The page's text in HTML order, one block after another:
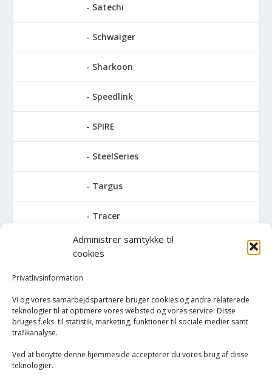
Administrer samtykke til
cookies
Privatlivsinformation
Vi og vores samarbejdspartnere bruger cookies og andre relaterede
teknologier til at optimere vores websted og vores service. Disse
bruges f.eks. til statistik, marketing, funktioner til sociale medier samt
trafikanalyse.
Ved at benytte denne hjemmeside accepterer du vores brug af disse
teknologier.
Satechi
Schwaiger
Sharkoon
Speedlink
SPIRE
SteelSeries
Targus
Tracer
Trust
V7